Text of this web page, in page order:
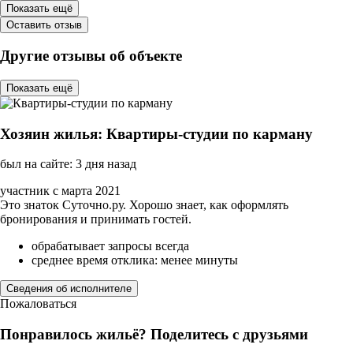
Показать ещё
Оставить отзыв
Другие отзывы об объекте
Показать ещё
Хозяин жилья: Квартиры-студии по карману
был на сайте: 3 дня назад
участник с марта 2021
Это знаток Суточно.ру. Хорошо знает, как оформлять
бронирования и принимать гостей.
обрабатывает запросы всегда
среднее время отклика: менее минуты
Сведения об исполнителе
Пожаловаться
Понравилось жильё? Поделитесь с друзьями